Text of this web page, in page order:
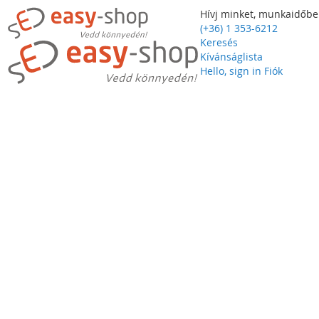
Hívj minket,
(+36) 1 353-6212
Keresés
Kívánságlista
Hello, sign in Fiók